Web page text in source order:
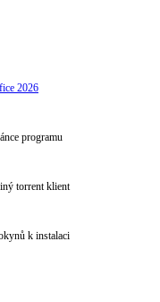
2026
programu
torrent klient
k instalaci